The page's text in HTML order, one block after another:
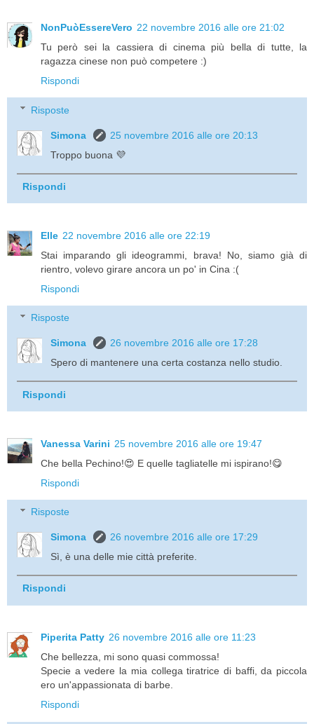
NonPuòEssereVero 22 novembre 2016 alle ore 21:02
Tu però sei la cassiera di cinema più bella di tutte, la
ragazza cinese non può competere :)
Rispondi
Risposte
Simona
25 novembre 2016 alle ore 20:13
Troppo buona 💜
Rispondi
Elle 22 novembre 2016 alle ore 22:19
Stai imparando gli ideogrammi, brava! No, siamo già di
rientro, volevo girare ancora un po' in Cina :(
Rispondi
Risposte
Simona
26 novembre 2016 alle ore 17:28
Spero di mantenere una certa costanza nello studio.
Rispondi
Vanessa Varini 25 novembre 2016 alle ore 19:47
Che bella Pechino!😍 E quelle tagliatelle mi ispirano!😋
Rispondi
Risposte
Simona
26 novembre 2016 alle ore 17:29
Sì, è una delle mie città preferite.
Rispondi
Piperita Patty 26 novembre 2016 alle ore 11:23
Che bellezza, mi sono quasi commossa!
Specie a vedere la mia collega tiratrice di baffi, da piccola
ero un'appassionata di barbe.
Rispondi